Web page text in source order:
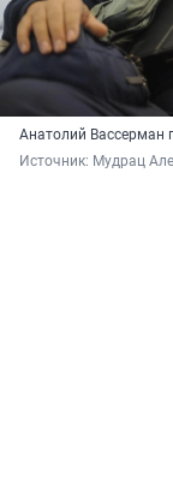
Анатолий Вассерман
Источник: Мудрац